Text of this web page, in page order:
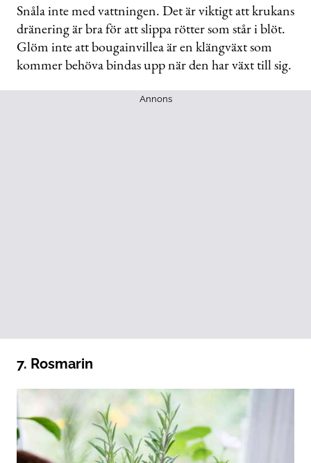
Snåla inte med vattningen. Det är viktigt att krukans
dränering är bra för att slippa rötter som står i blöt.
Glöm inte att bougainvillea är en klängväxt som
kommer behöva bindas upp när den har växt till sig.
Annons
7. Rosmarin